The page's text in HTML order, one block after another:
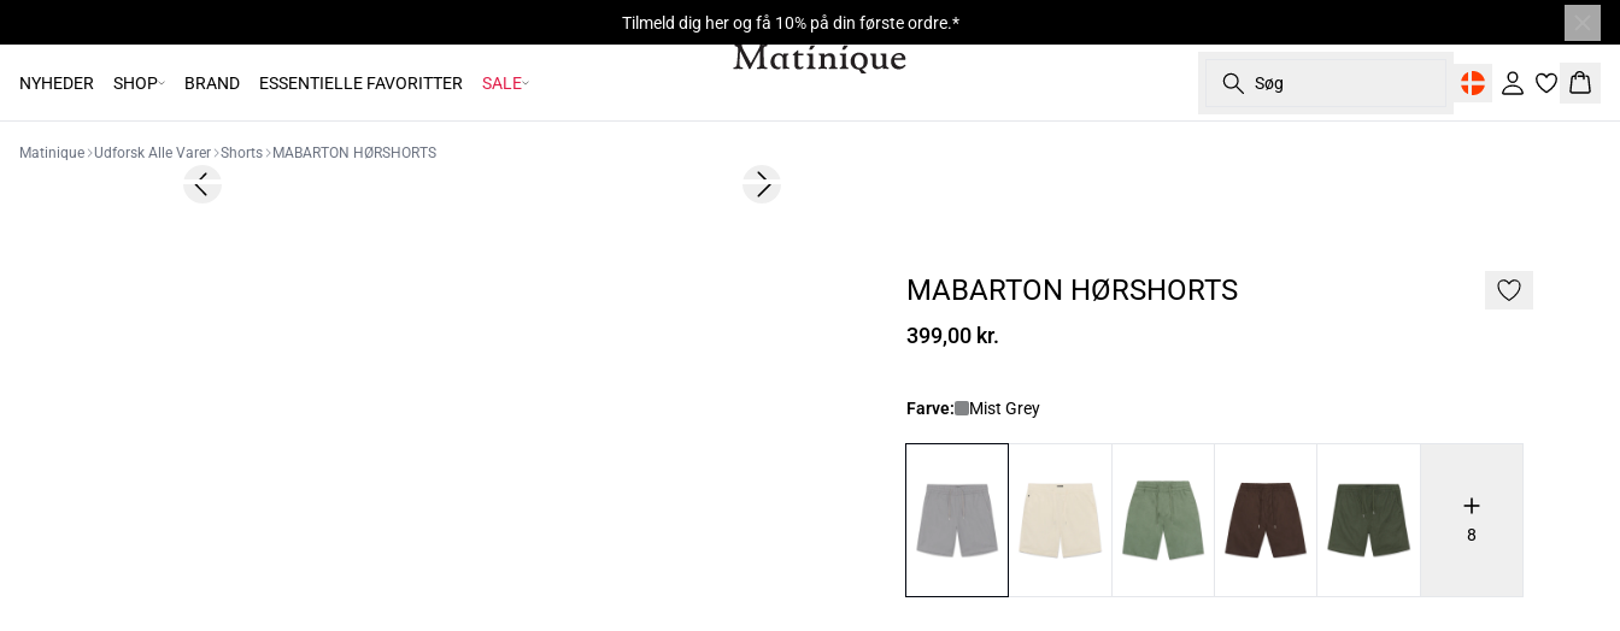
Tilmeld dig her og få 10% på din første ordre.*
NYHEDER SHOP BRAND ESSENTIELLE FAVORITTER SALE Søg
Log ind Kurv
Matinique Udforsk Alle Varer Shorts MABARTON HØRSHORTS
Previous slide Next slide
MABARTON HØRSHORTS
399,00 kr.
Farve: Mist Grey
8